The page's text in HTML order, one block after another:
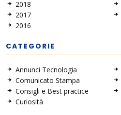
2018
2017
2016
CATEGORIE
Annunci Tecnologia
Comunicato Stampa
Consigli e Best practice
Curiosità